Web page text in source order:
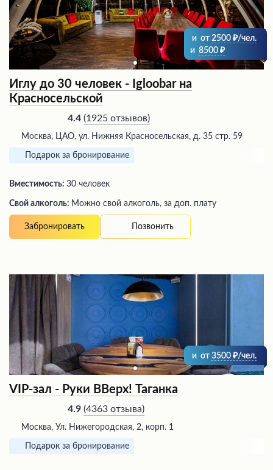
и от 2500
/чел.
и 8500
Иглу до 30 человек - Igloobar на
Красносельской
4.4 (1925 отзывов)
Москва, ЦАО, ул. Нижняя Красносельская, д. 35 стр. 59
Подарок за бронирование
Вместимость: 30 человек
Свой алкоголь: Можно свой алкоголь, за доп. плату
Забронировать Позвонить
и от 3500 /чел.
VIP-зал - Руки ВВерх! Таганка
4.9 (4363 отзыва)
Москва, Ул. Нижегородская, 2, корп. 1
Подарок за бронирование